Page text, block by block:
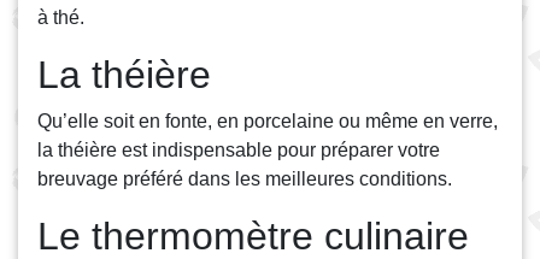
à thé.
La théière
Qu’elle soit en fonte, en porcelaine ou même en verre,
la théière est indispensable pour préparer votre
breuvage préféré dans les meilleures conditions.
Le thermomètre culinaire